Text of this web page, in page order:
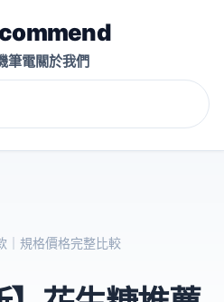
筆電關於我們
｜規格價格完整比較